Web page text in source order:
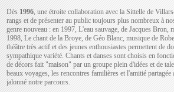
Dès1996, une étroite collaboration avec la Sittelle de
rangs et de présenter au public toujours plus nombreux à
genre nouveau : en 1997, L'eau sauvage, de Jacques Bron,
1998, Le chant de la Broye, de Géo Blanc, musique de
théâtre très actif et des jeunes enthousiastes permettent de
sympathique variété. Chants et danses sont choisis en
de décors fait "maison" par un groupe plein d'idées et de
beaux voyages, les rencontres familières et l'amitié
jalonné notre parcours.